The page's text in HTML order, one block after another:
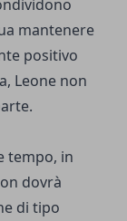
mantenere
positivo
Leone non
tempo, in
dovrà
di tipo